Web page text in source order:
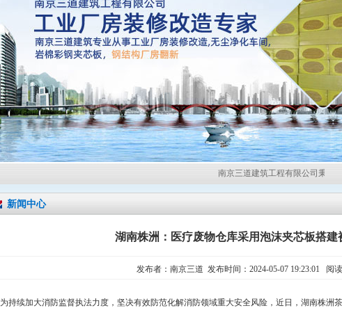
南京三道建筑工程有限公司秉承“
新闻中心
湖南株洲：医疗废物仓库采用泡沫夹芯板搭建
发布者：南京三道 发布时间：2024-05-07 19:23:01 阅读
为持续加大消防监督执法力度，坚决有效防范化解消防领域重大安全风险，近日，湖南株洲